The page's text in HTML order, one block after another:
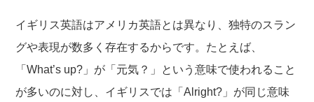
イギリス英語はアメリカ英語とは異なり、独特のスラン
グや表現が数多く存在するからです。たとえば、
「What’s up?」が「元気？」という意味で使われること
が多いのに対し、イギリスでは「Alright?」が同じ意味